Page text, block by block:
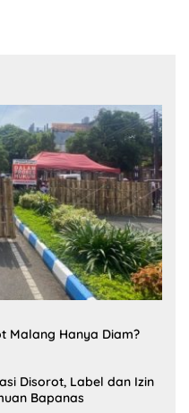
Malang Hanya Diam?
Disorot, Label dan Izin
Bapanas